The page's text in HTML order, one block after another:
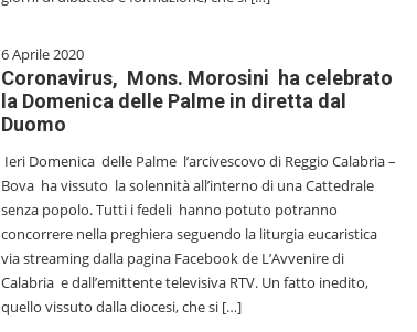
6 Aprile 2020
Coronavirus, Mons. Morosini ha celebrato
la Domenica delle Palme in diretta dal
Duomo
Ieri Domenica delle Palme l’arcivescovo di Reggio Calabria –
Bova ha vissuto la solennità all’interno di una Cattedrale
senza popolo. Tutti i fedeli hanno potuto potranno
concorrere nella preghiera seguendo la liturgia eucaristica
via streaming dalla pagina Facebook de L’Avvenire di
Calabria e dall’emittente televisiva RTV. Un fatto inedito,
quello vissuto dalla diocesi, che si […]